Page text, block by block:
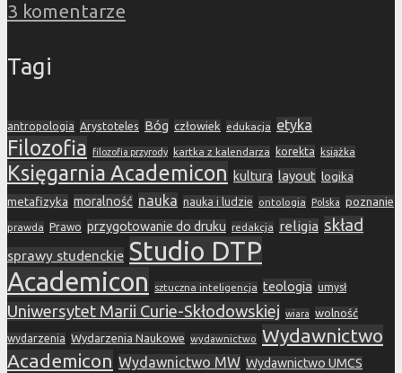
3 komentarze
Tagi
antropologia Arystoteles Bóg człowiek edukacja etyka
Filozofia filozofia przyrody kartka z kalendarza korekta książka
Księgarnia Academicon kultura layout logika
metafizyka moralność nauka nauka i ludzie ontologia Polska poznanie
prawda Prawo przygotowanie do druku redakcja religia skład
sprawy studenckie Studio DTP
Academicon
sztuczna inteligencja teologia umysł
Uniwersytet Marii Curie-Skłodowskiej wiara wolność
wydarzenia Wydarzenia Naukowe wydawnictwo Wydawnictwo
Academicon Wydawnictwo MW Wydawnictwo UMCS